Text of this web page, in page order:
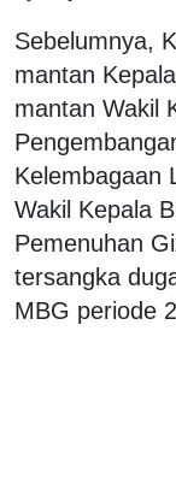
Sebelumnya,
mantan
mantan Wakil
Kelembagaan
Wakil Kepala
Pemenuhan
tersangka
MBG periode